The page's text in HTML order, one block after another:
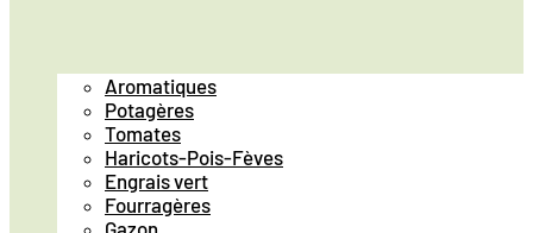
Aromatiques
Potagères
Tomates
Haricots-Pois-Fèves
Engrais vert
Fourragères